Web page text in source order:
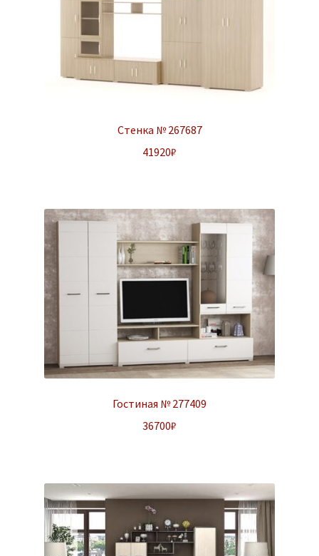
Стенка № 267687
41920₽
Гостиная № 277409
36700₽